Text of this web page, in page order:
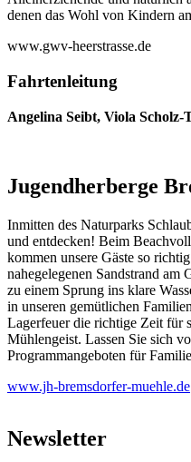
denen das Wohl von Kindern
www.gwv-heerstrasse.de
Fahrtenleitung
Angelina Seibt, Viola Scholz-
Jugendherberge
Inmitten des Naturparks
und entdecken! Beim
kommen unsere Gäste so
nahegelegenen Sandstrand am
zu einem Sprung ins klare
in unseren gemütlichen
Lagerfeuer die richtige Zeit für
Mühlengeist. Lassen Sie sich
Programmangeboten für
www.jh-bremsdorfer-muehle.de
Newsletter